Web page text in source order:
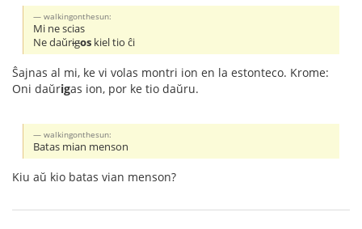
walkingonthesun:
Mi ne scias
Ne daŭrigos kiel tio ĉi
Ŝajnas al mi, ke vi volas montri ion en la estonteco. Krome:
Oni daŭrigas ion, por ke tio daŭru.
walkingonthesun:
Batas mian menson
Kiu aŭ kio batas vian menson?